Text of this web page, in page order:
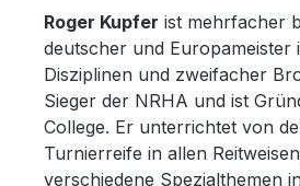
Roger Kupfer ist mehrfacher
deutscher und Europameister
Disziplinen und zweifacher
Sieger der NRHA und ist
College. Er unterrichtet von
Turnierreife in allen
verschiedene Spezialthemen